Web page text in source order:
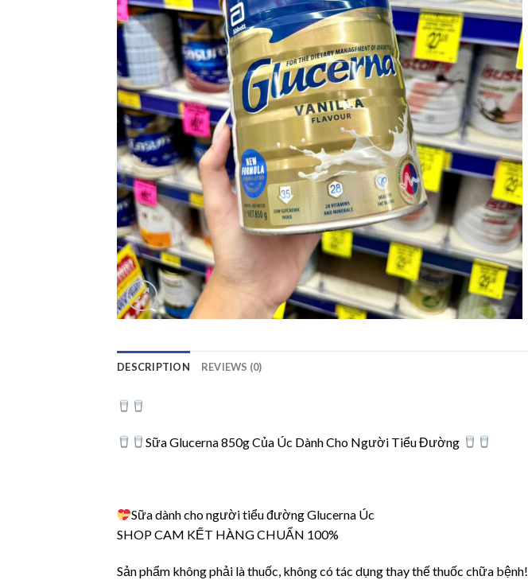
DESCRIPTION REVIEWS (0)
Sữa Glucerna 850g Của Úc Dành Cho Người Tiểu Đường
Sữa dành cho người tiểu đường Glucerna Úc
SHOP CAM KẾT HÀNG CHUẨN 100%
Sản phẩm không phải là thuốc, không có tác dụng thay thế thuốc chữa bệnh!